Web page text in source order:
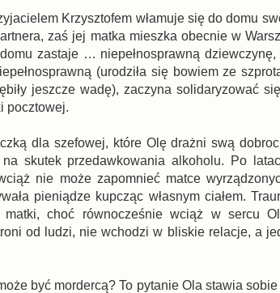
Krzysztofem włamuje się do domu
zaś jej matka mieszka obecnie w
zastaje … niepełnosprawną
(urodziła się bowiem ze
jeszcze wadę), zaczyna solidaryzować
pocztowej.
dla szefowej, które Olę drażni swą
skutek przedawkowania alkoholu. Po
nie może zapomnieć matce
pieniądze kupcząc własnym ciałem.
matki, choć równocześnie wciąż w sercu
od ludzi, nie wchodzi w bliskie relacje, a
być mordercą? To pytanie Ola stawia